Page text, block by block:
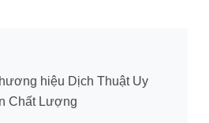
hiệu Dịch Thuật Uy
Chất Lượng